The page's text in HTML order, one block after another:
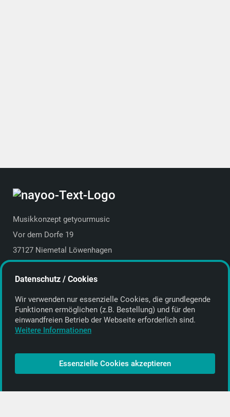
Musikkonzept getyourmusic
Vor dem Dorfe 19
37127 Niemetal Löwenhagen
E-Mail:info@getyourmusic.de
Alle Informationen
Kontakt
CD-Anbieter werden
CD-Anbieter-Login
Datenschutz / Cookies
Wir verwenden nur essenzielle Cookies, die grund­legende
Funktionen ermöglichen (z.B. Bestellung) und für den
einwand­freien Betrieb der Webseite erforderlich sind.
Weitere Informationen
Essenzielle Cookies akzeptieren